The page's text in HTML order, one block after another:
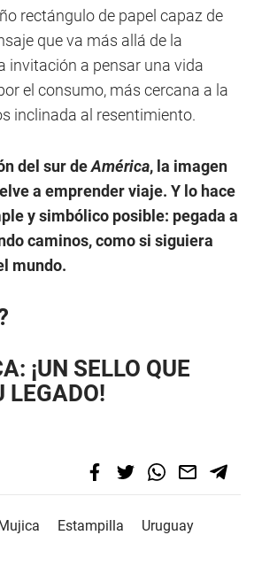
rectángulo de papel capaz de
que va más allá de la
invitación a pensar una vida
el consumo, más cercana a la
inclinada al resentimiento.
del sur deAmérica, la imagen
a emprender viaje. Y lo hace
y simbólico posible: pegada a
caminos, como si siguiera
mundo.
¡UN SELLO QUE
LEGADO!
Estampilla
Uruguay